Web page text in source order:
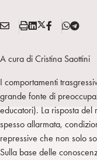
Condividi:
E
A
L
S
p
a
L
n
e
d
i
n
X
T
i
t
t
e
r
F
T
g
r
a
m
A cura di Cristina Saottini
I comportamenti
grande fonte di
educatori). La risposta del
spesso allarmata,
repressive che non solo
Sulla base delle